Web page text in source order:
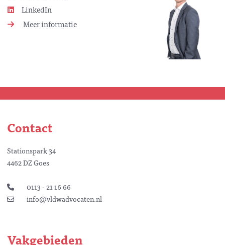
LinkedIn
Meer informatie
Contact
Stationspark 34
4462 DZ Goes
0113 - 21 16 66
info@vldwadvocaten.nl
Vakgebieden